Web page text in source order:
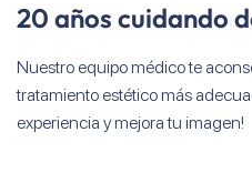
20 años cuidando
Nuestro equipo médico te
tratamiento estético más
experiencia y mejora tu imagen!